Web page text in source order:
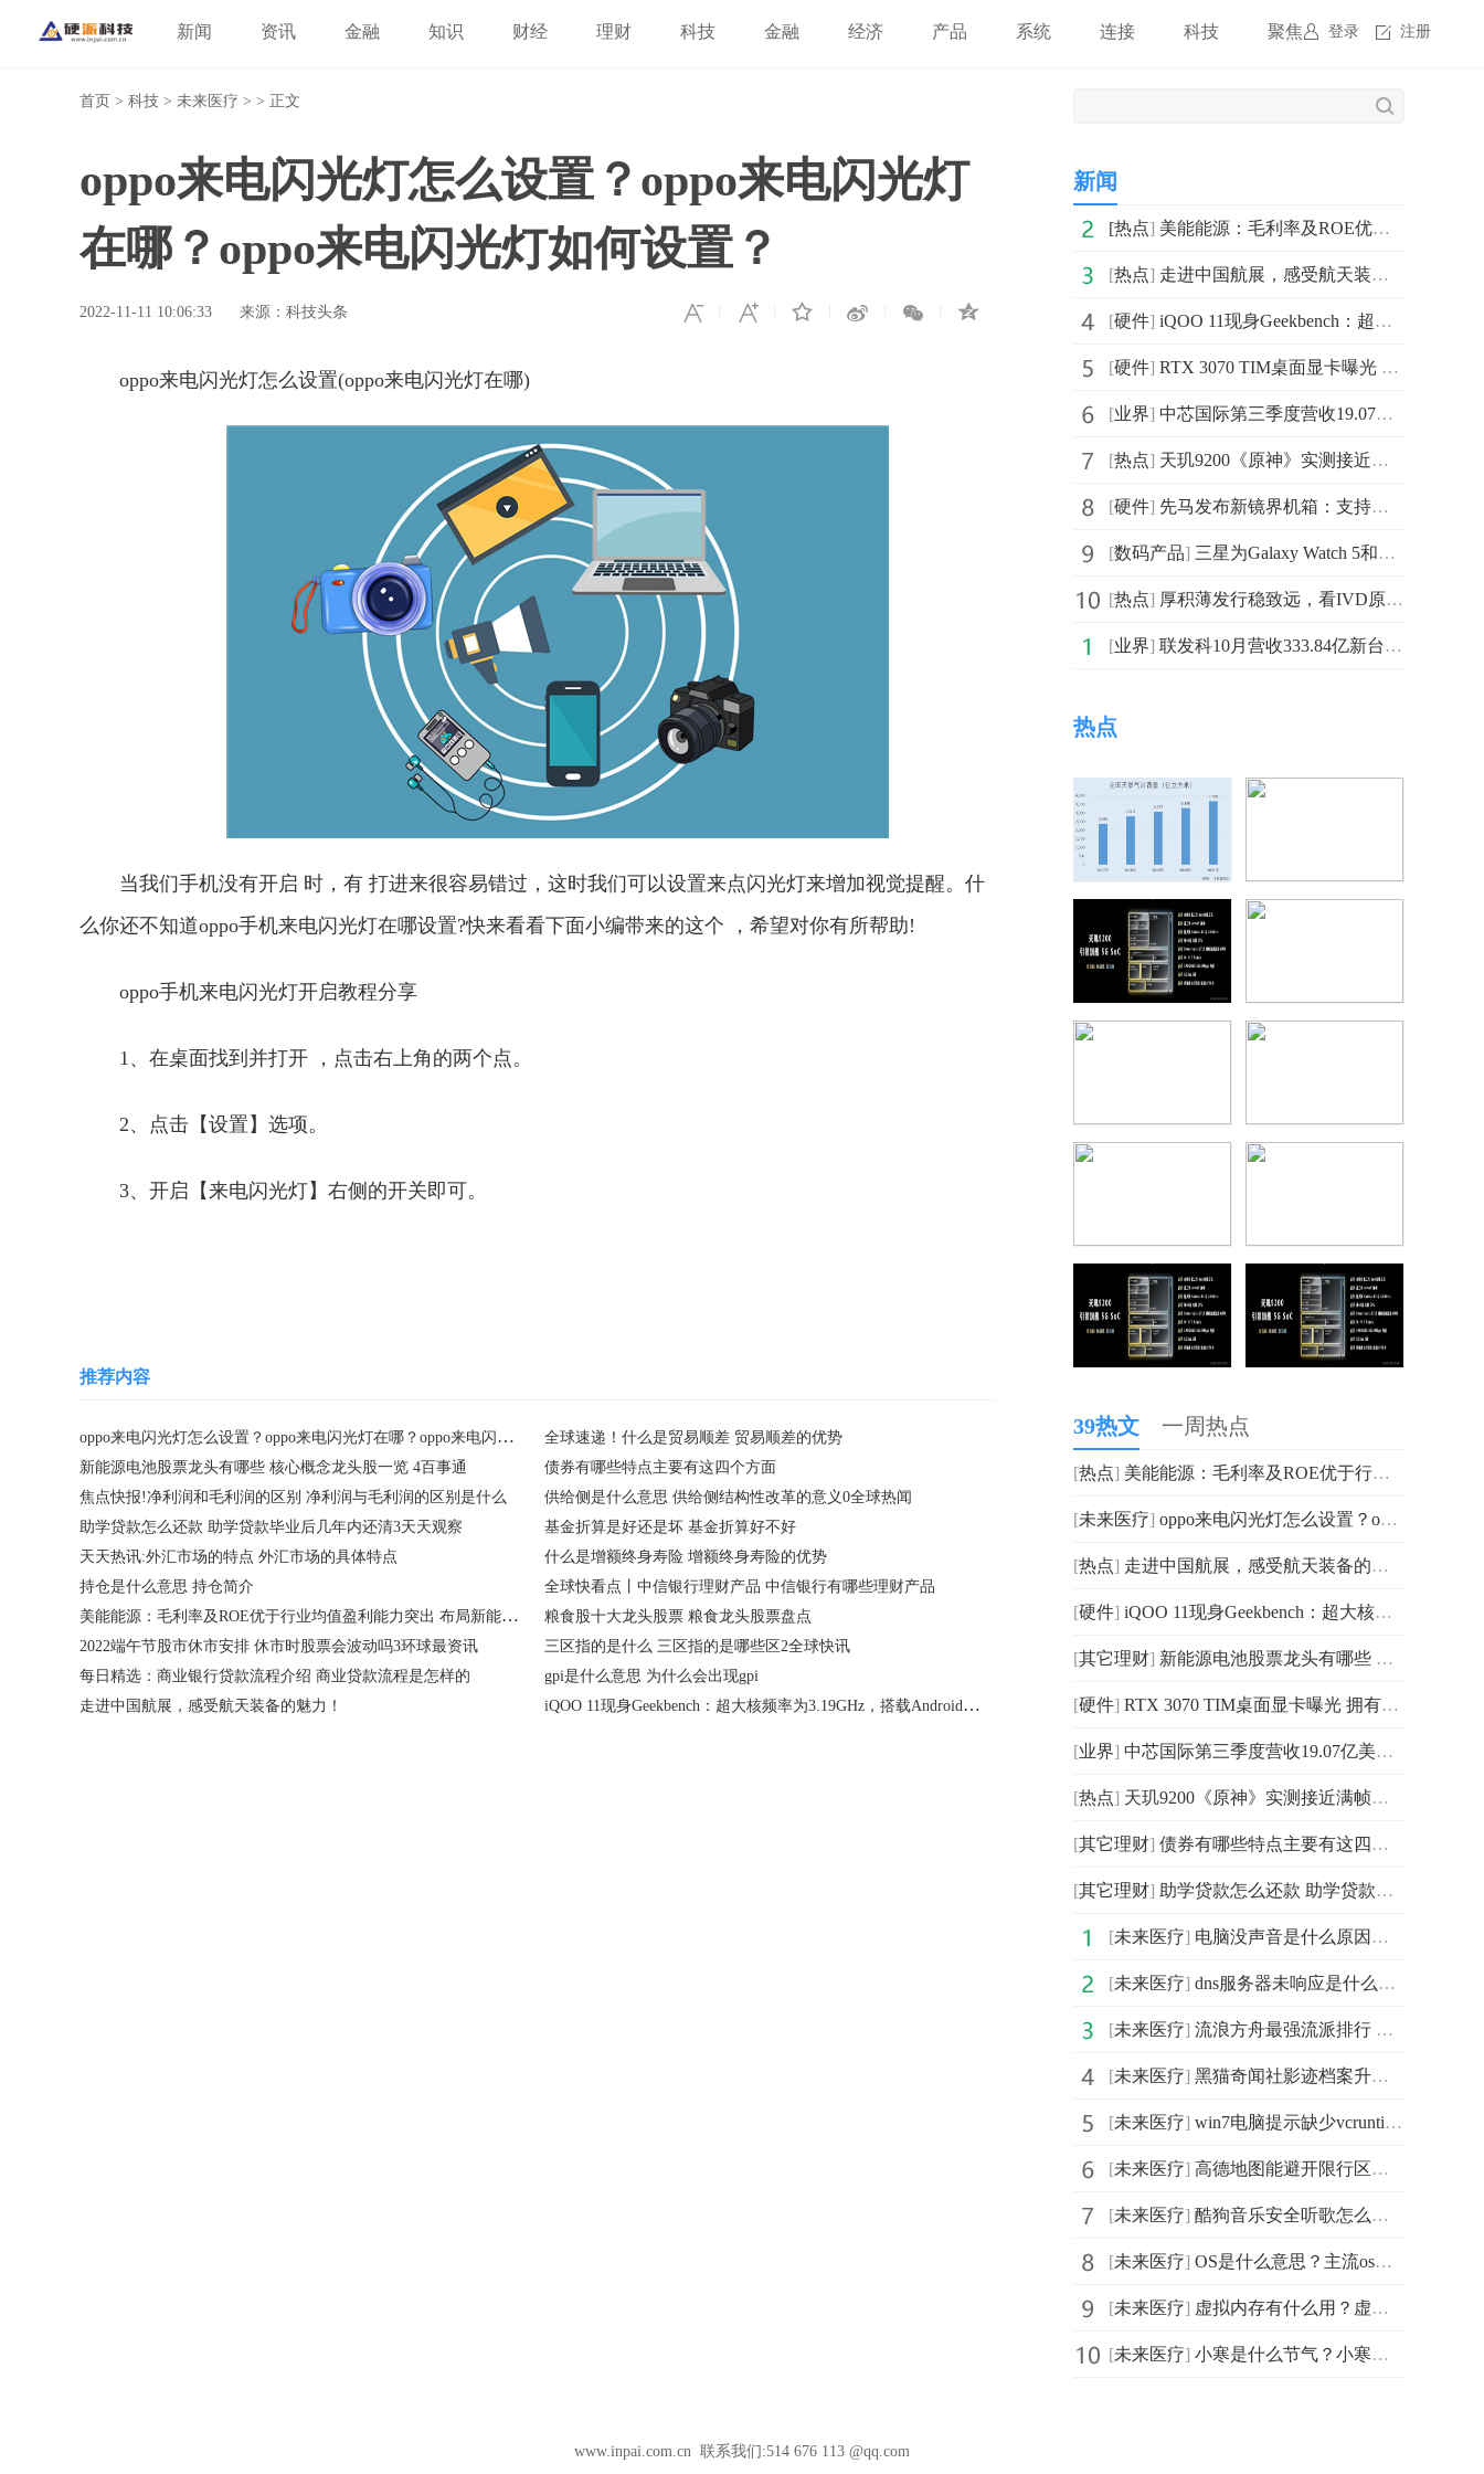
登录 注册
新闻 资讯 金融 知识 财经 理财 科技 金融 经济 产品 系统 连接 科技 聚焦
首页 > 科技 > 未来医疗 > > 正文
oppo来电闪光灯怎么设置？oppo来电闪光灯
在哪？oppo来电闪光灯如何设置？
2022-11-11 10:06:33 来源：科技头条
oppo来电闪光灯怎么设置(oppo来电闪光灯在哪)
当我们手机没有开启 时，有 打进来很容易错过，这时我们可以设置来点闪光灯来增加视觉提醒。什
么你还不知道oppo手机来电闪光灯在哪设置?快来看看下面小编带来的这个 ，希望对你有所帮助!
oppo手机来电闪光灯开启教程分享
1、在桌面找到并打开 ，点击右上角的两个点。
2、点击【设置】选项。
3、开启【来电闪光灯】右侧的开关即可。
推荐内容
oppo来电闪光灯怎么设置？oppo来电闪光灯在哪？oppo来电闪光灯如何设置？
全球速递！什么是贸易顺差 贸易顺差的优势
新能源电池股票龙头有哪些 核心概念龙头股一览 4百事通
债券有哪些特点主要有这四个方面
焦点快报!净利润和毛利润的区别 净利润与毛利润的区别是什么
供给侧是什么意思 供给侧结构性改革的意义0全球热闻
助学贷款怎么还款 助学贷款毕业后几年内还清3天天观察
基金折算是好还是坏 基金折算好不好
天天热讯:外汇市场的特点 外汇市场的具体特点
什么是增额终身寿险 增额终身寿险的优势
持仓是什么意思 持仓简介
全球快看点丨中信银行理财产品 中信银行有哪些理财产品
美能能源：毛利率及ROE优于行业均值盈利能力突出 布局新能源领域探索新商机
粮食股十大龙头股票 粮食龙头股票盘点
2022端午节股市休市安排 休市时股票会波动吗3环球最资讯
三区指的是什么 三区指的是哪些区2全球快讯
每日精选：商业银行贷款流程介绍 商业贷款流程是怎样的
gpi是什么意思 为什么会出现gpi
走进中国航展，感受航天装备的魅力！
iQOO 11现身Geekbench：超大核频率为3.19GHz，搭载Android 13操作系统
新闻
[热点] 美能能源：毛利率及ROE优于行业均值盈利能力突出 布局新
[热点] 走进中国航展，感受航天装备的魅力！
[硬件] iQOO 11现身Geekbench：超大核频率为3.19GHz，搭载Andro
[硬件] RTX 3070 TIM桌面显卡曝光 拥有5888个CUDA核心
[业界] 中芯国际第三季度营收19.07亿美元 同比增长34.7%
[热点] 天玑9200《原神》实测接近满帧、超低功耗，堪称安卓最强
[硬件] 先马发布新镜界机箱：支持背插式主板，CPU散热器限高165mm
[数码产品] 三星为Galaxy Watch 5和Galaxy Watch 5 Pro推出了两款官方金属表带
[热点] 厚积薄发行稳致远，看IVD原料巨头菲鹏生物的生意经
[业界] 联发科10月营收333.84亿新台币 为2021年3月以来新低点
热点
39热文 一周热点
[热点] 美能能源：毛利率及ROE优于行业均值盈利能力突出 布局新
[未来医疗] oppo来电闪光灯怎么设置？oppo来电闪光灯在哪？oppo来电
[热点] 走进中国航展，感受航天装备的魅力！
[硬件] iQOO 11现身Geekbench：超大核频率为3.19GHz，搭载Andro
[其它理财] 新能源电池股票龙头有哪些 核心概念龙头股一览 4百事通
[硬件] RTX 3070 TIM桌面显卡曝光 拥有5888个CUDA核心
[业界] 中芯国际第三季度营收19.07亿美元 同比增长34.7%
[热点] 天玑9200《原神》实测接近满帧、超低功耗，堪称安卓最强
[其它理财] 债券有哪些特点主要有这四个方面
[其它理财] 助学贷款怎么还款 助学贷款毕业后几年内还清3天天观察
[未来医疗] 电脑没声音是什么原因？电脑没声音怎么办？电脑没声音怎
[未来医疗] dns服务器未响应是什么意思？dns服务器未响应怎么办？为
[未来医疗] 流浪方舟最强流派排行 流浪方舟强势流派推荐 流浪方舟
[未来医疗] 黑猫奇闻社影迹档案升级详解 黑猫奇闻社影迹档案升级一
[未来医疗] win7电脑提示缺少vcruntime140.dll怎么办 ？win7电脑提
[未来医疗] 高德地图能避开限行区域吗？高德地图设置绕开限行要怎么
[未来医疗] 酷狗音乐安全听歌怎么设置？酷狗音乐安全听歌设置方法
[未来医疗] OS是什么意思？主流os有哪些？os和ui的区别是什么？
[未来医疗] 虚拟内存有什么用？虚拟内存如何设置最好？虚拟内存设置
[未来医疗] 小寒是什么节气？小寒祝福语有哪些？小寒祝福语大全
www.inpai.com.cn 联系我们:514 676 113 @qq.com